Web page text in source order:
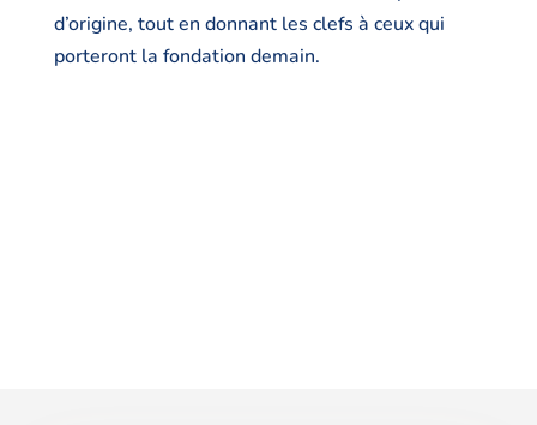
d’origine, tout en donnant les clefs à ceux qui
porteront la fondation demain.